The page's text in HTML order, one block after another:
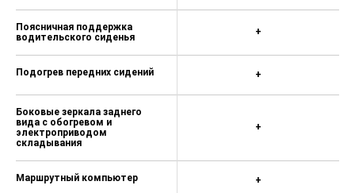
Поясничная поддержка
водительского сиденья
Подогрев передних сидений
Боковые зеркала заднего
вида с обогревом и
электроприводом
складывания
Маршрутный компьютер
+
+
+
+